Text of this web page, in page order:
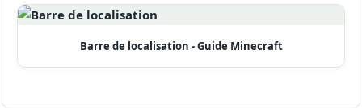
Barre de localisation - Guide Minecraft